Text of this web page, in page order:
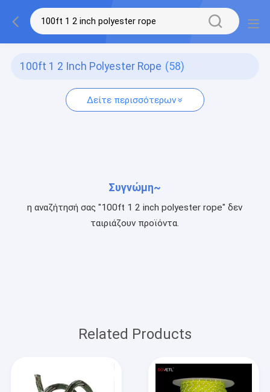
100ft 1 2 Inch Polyester Rope (58)
Δείτε περισσότερων
Συγνώμη~
η αναζήτησή σας "100ft 1 2 inch polyester rope" δεν
ταιριάζουν προϊόντα.
Related Products